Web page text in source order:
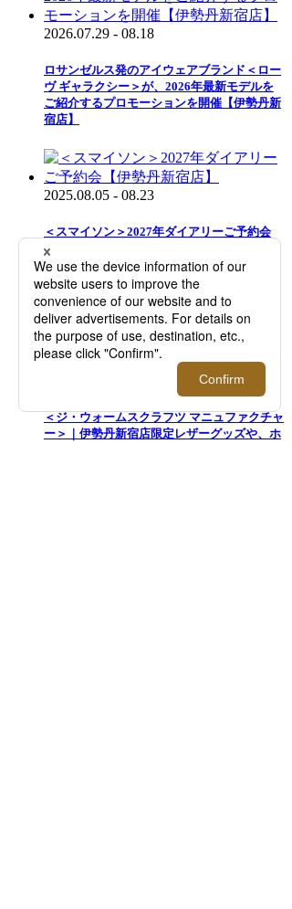
2026.07.29 - 08.18
ロサンゼルス発のアイウェアブランド＜ロー
ヴ ギャラクシー＞が、2026年最新モデルを
ご紹介するプロモーションを開催【伊勢丹新
宿店】
2025.08.05 - 08.23
＜スマイソン＞2027年ダイアリーご予約会
【伊勢丹新宿店】
＜ジ・ウォームスクラフツ マニュファクチャ
ー＞｜伊勢丹新宿店限定レザーグッズや、ホ